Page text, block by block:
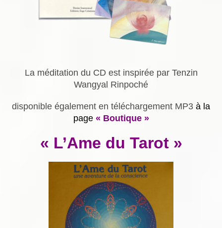
La méditation du CD est inspirée par Tenzin
Wangyal Rinpoché
disponible également en téléchargement MP3 à la
page« Boutique »
« L’Ame du Tarot »